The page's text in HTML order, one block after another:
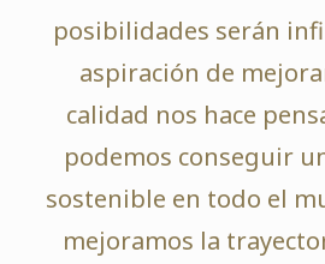
posibilidades serán
aspiración de
calidad nos hace
podemos conseguir
sostenible en todo el
mejoramos la